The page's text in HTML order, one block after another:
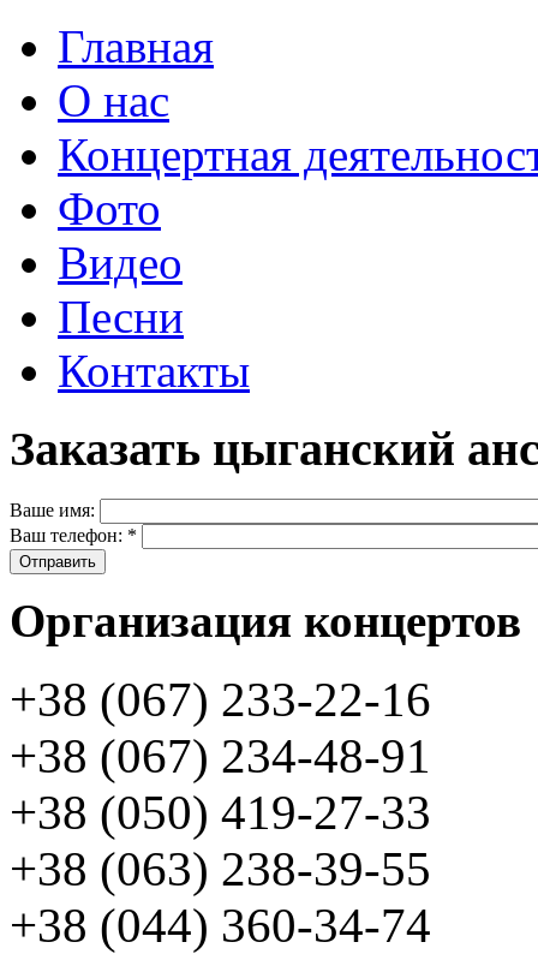
Главная
О нас
Концертная
Фото
Видео
Песни
Контакты
Заказать цыганский
Ваше имя:
Ваш телефон: *
Организация концертов
+38 (067) 233-22-16
+38 (067) 234-48-91
+38 (050) 419-27-33
+38 (063) 238-39-55
+38 (044) 360-34-74